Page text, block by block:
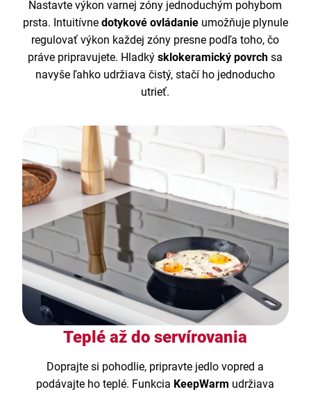
Nastavte výkon varnej zóny jednoduchým pohybom
prsta. Intuitívne dotykové ovládanieumožňuje plynule
regulovať výkon každej zóny presne podľa toho, čo
práve pripravujete. Hladký sklokeramický povrchsa
navyše ľahko udržiava čistý, stačí ho jednoducho
utrieť.
Teplé až do servírovania
Doprajte si pohodlie, pripravte jedlo vopred a
podávajte ho teplé. Funkcia KeepWarm udržiava